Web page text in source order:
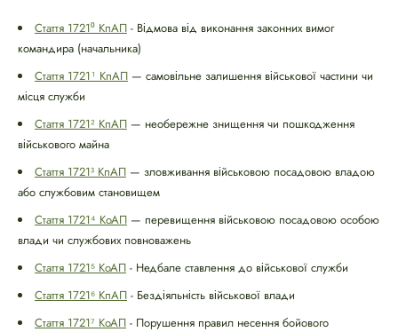
Стаття 1721⁰ КпАП - Відмова від виконання законних вимог
командира (начальника)
Стаття 1721¹ КпАП — самовільне залишення військової частини чи
місця служби
Стаття 1721² КпАП — необережне знищення чи пошкодження
військового майна
Стаття 1721³ КпАП — зловживання військовою посадовою владою
або службовим становищем
Стаття 1721⁴ КоАП — перевищення військовою посадовою особою
влади чи службових повноважень
Стаття 1721⁵ КоАП - Недбале ставлення до військової служби
Стаття 1721⁶ КпАП - Бездіяльність військової влади
Стаття 1721⁷ КоАП - Порушення правил несення бойового